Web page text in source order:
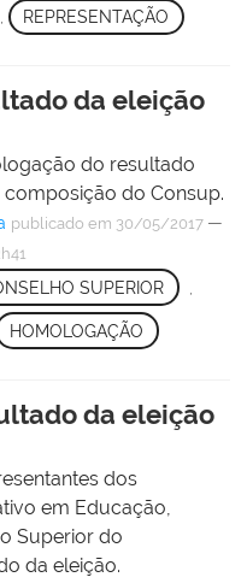
REPRESENTAÇÃO
da eleição
do resultado
do Consup.
publicado em 30/05/2017 —
SUPERIOR
HOMOLOGAÇÃO
da eleição
dos
em Educação,
Superior do
da eleição.